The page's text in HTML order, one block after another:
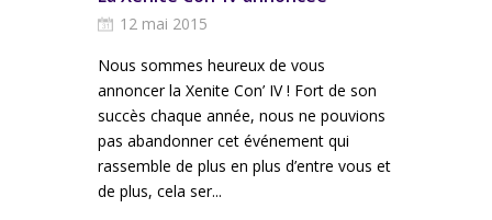
12 mai 2015
Nous sommes heureux de vous
annoncer la Xenite Con’ IV ! Fort de son
succès chaque année, nous ne pouvions
pas abandonner cet événement qui
rassemble de plus en plus d’entre vous et
de plus, cela ser...